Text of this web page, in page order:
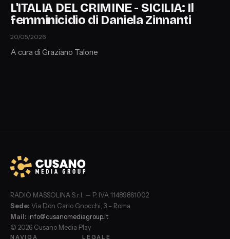
L'ITALIA DEL CRIMINE - SICILIA: Il
femminicidio di Daniela Zinnanti
20/05/2026
A cura di Graziano Talone
RADIO MASSOLINA S.r.l. — P. IVA 11489861002
Sede: Via Don Carlo Gnocchi, 3 – Roma
Mail: info@cusanomediagroup.it
© 2026 Cusano Media Play
NAVIGA LEGALE